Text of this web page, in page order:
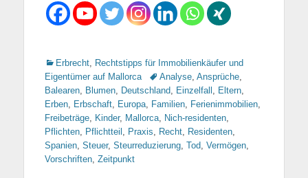
Kategorien
Erbrecht
Rechtstipps für Immobilienkäufer und
Eigentümer auf Mallorca
TagsAnalyse Ansprüche
Balearen
Blumen Deutschland Einzelfall Eltern
Erben
Erbschaft Europa Familien Ferienimmobilien
Freibeträge
Kinder, Mallorca Nich-residenten
Pflichten
Pflichtteil Praxis Recht Residenten
Spanien Steuer, Steurreduzierung Tod Vermögen
Vorschriften Zeitpunkt